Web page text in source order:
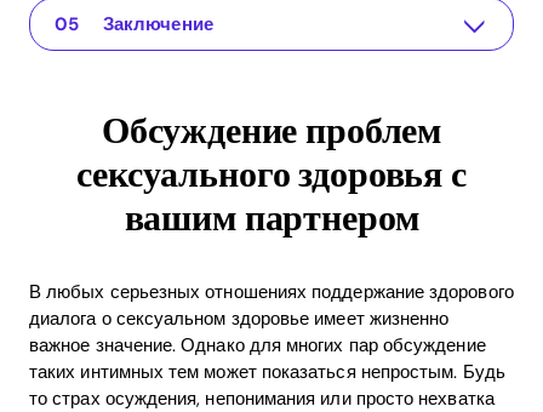
Обсуждение проблем сексуального здоровья с вашим партнером
Приложение для ваших отношений
Понимание проблемы
Практические решения и инсайты
Заключение
Обсуждение проблем
сексуального здоровья с
вашим партнером
В любых серьезных отношениях поддержание здорового
диалога о сексуальном здоровье имеет жизненно
важное значение. Однако для многих пар обсуждение
таких интимных тем может показаться непростым. Будь
то страх осуждения, непонимания или просто нехватка